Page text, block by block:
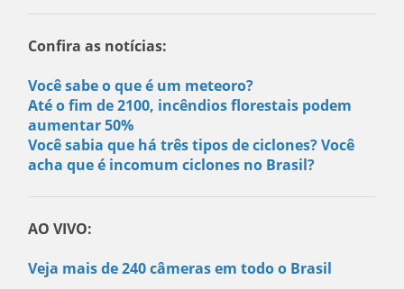
Confira as notícias:
Você sabe o que é um meteoro?
Até o fim de 2100, incêndios florestais podem
aumentar 50%
Você sabia que há três tipos de ciclones? Você
acha que é incomum ciclones no Brasil?
AO VIVO:
Veja mais de 240 câmeras em todo o Brasil